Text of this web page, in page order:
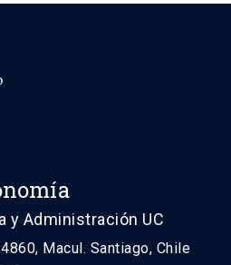
y Administración UC
Macul. Santiago, Chile